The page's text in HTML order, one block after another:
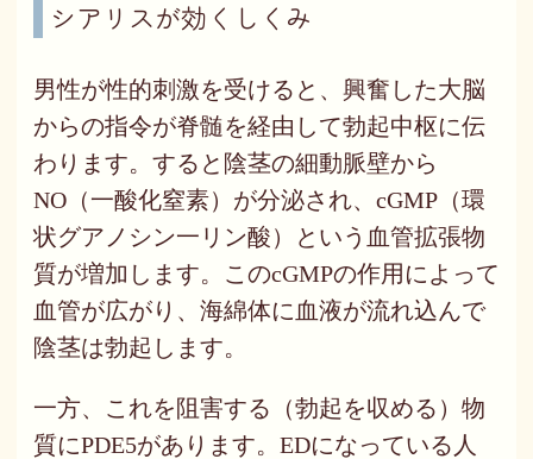
シアリスが効くしくみ
男性が性的刺激を受けると、興奮した大脳
からの指令が脊髄を経由して勃起中枢に伝
わります。すると陰茎の細動脈壁から
NO（一酸化窒素）が分泌され、cGMP（環
状グアノシン一リン酸）という血管拡張物
質が増加します。このcGMPの作用によって
血管が広がり、海綿体に血液が流れ込んで
陰茎は勃起します。
一方、これを阻害する（勃起を収める）物
質にPDE5があります。EDになっている人